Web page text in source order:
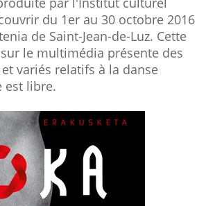
du 1er au 30 octobre 2016
de Saint-Jean-de-Luz. Cette
le multimédia présente des
variés relatifs à la danse
est libre.